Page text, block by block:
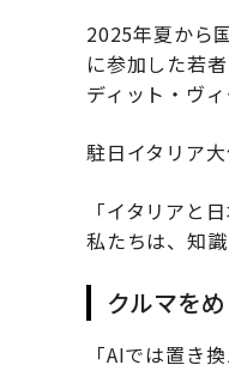
2025年夏から
に参加した若
ディット・ヴ
駐日イタリア
「イタリアと
私たちは、知
クルマを
「AIでは置き